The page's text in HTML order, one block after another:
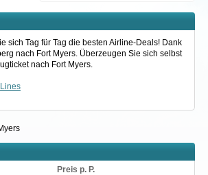
sich Tag für Tag die besten Airline-Deals! Dank
nach Fort Myers. Überzeugen Sie sich selbst
nach Fort Myers.
Preis p. P.